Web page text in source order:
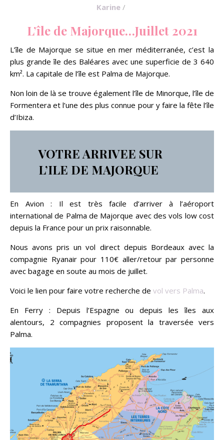
Karine /
L’île de Majorque…Juillet 2021
L’île de Majorque se situe en mer méditerranée, c’est la
plus grande île des Baléares avec une superficie de 3 640
km². La capitale de l’île est Palma de Majorque.
Non loin de là se trouve également l’île de Minorque, l’île de
Formentera et l’une des plus connue pour y faire la fête l’île
d’Ibiza.
VOTRE ARRIVEE SUR
L’ILE DE MAJORQUE
En Avion : Il est très facile d’arriver à l’aéroport
international de Palma de Majorque avec des vols low cost
depuis la France pour un prix raisonnable.
Nous avons pris un vol direct depuis Bordeaux avec la
compagnie Ryanair pour 110€ aller/retour par personne
avec bagage en soute au mois de juillet.
Voici le lien pour faire votre recherche de vol vers Palma.
En Ferry : Depuis l’Espagne ou depuis les îles aux
alentours, 2 compagnies proposent la traversée vers
Palma.